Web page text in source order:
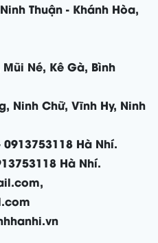
Thuận - Khánh Hòa,
Né, Kê Gà, Bình
Ninh Chữ, Vĩnh Hy, Ninh
Hà Nhí.
Hà Nhí.